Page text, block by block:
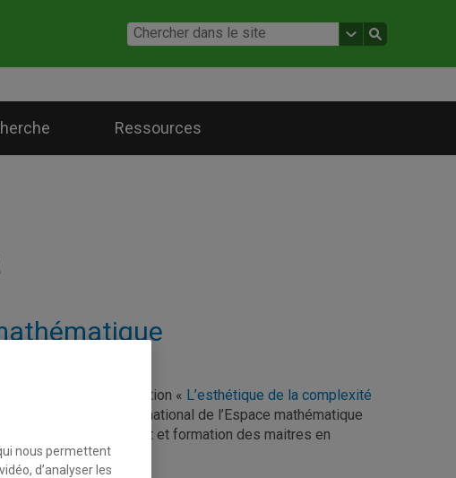
Ressources
accueillera l’exposition « L’esthétique de la complexité
au colloque international de l’Espace mathématique
en enseignement et formation des maitres en
nous permettent
d’analyser les